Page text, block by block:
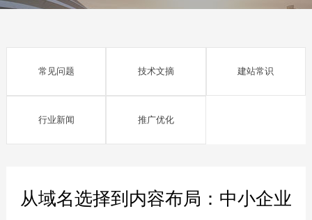
常见问题 技术文摘 建站常识
行业新闻 推广优化
从域名选择到内容布局：中小企业